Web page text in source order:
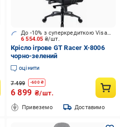
6 554.05 ₴/шт.
До -10% з суперкредиткою Visa Вигода
Крісло ігрове GT Racer X-8006
чорно-зелений
оцінити
7 499 -600₴
6 899 ₴/шт.
Привеземо Доставимо